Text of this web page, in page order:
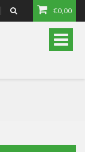
€0,00
Toggle